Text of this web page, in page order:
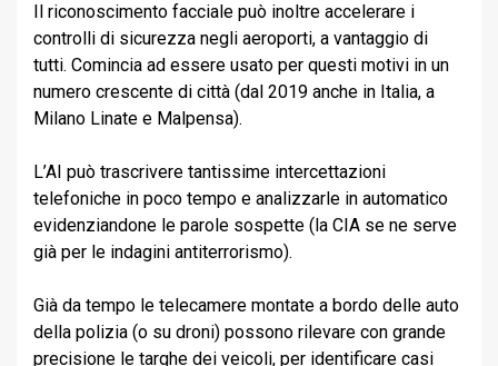
Il riconoscimento facciale può inoltre accelerare i
controlli di sicurezza negli aeroporti, a vantaggio di
tutti. Comincia ad essere usato per questi motivi in un
numero crescente di città (dal 2019 anche in Italia, a
Milano Linate e Malpensa).
L’AI può trascrivere tantissime intercettazioni
telefoniche in poco tempo e analizzarle in automatico
evidenziandone le parole sospette (la CIA se ne serve
già per le indagini antiterrorismo).
Già da tempo le telecamere montate a bordo delle auto
della polizia (o su droni) possono rilevare con grande
precisione le targhe dei veicoli, per identificare casi